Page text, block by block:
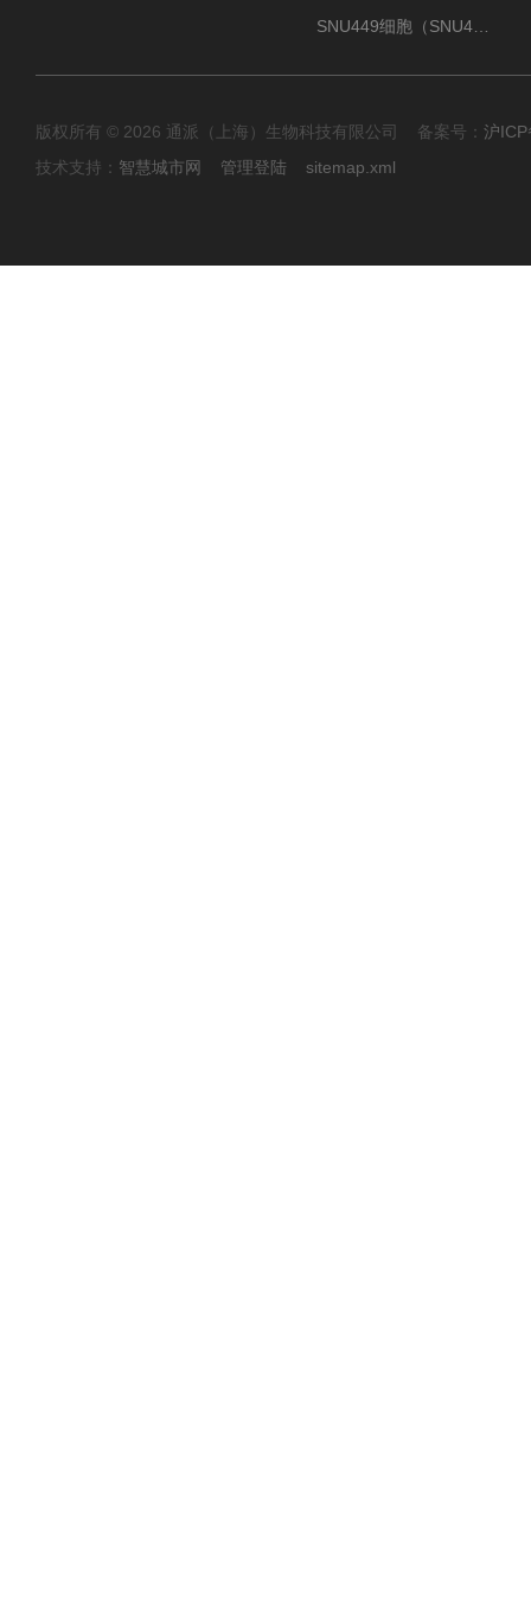
版权所有 © 2026 通派（上海）生物科技有限公司 备案号： 沪
技术支持： 智慧城市网 管理登陆 sitemap.xml